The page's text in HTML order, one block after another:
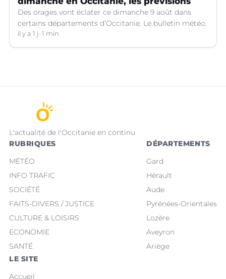
Des orages vont éclater ce dimanche 9 août dans
certains départements d’Occitanie. Le bulletin météo.
il y a 1 j 1 min
L'actualité de l'Occitanie en continu
RUBRIQUES
MÉTÉO
INFO TRAFIC
SOCIÉTÉ
FAITS-DIVERS / JUSTICE
CULTURE & LOISIRS
ECONOMIE
SANTÉ
DÉPARTEMENTS
Gard
Hérault
Aude
Pyrénées-Orientales
Lozère
Aveyron
Ariège
LE SITE
Accueil